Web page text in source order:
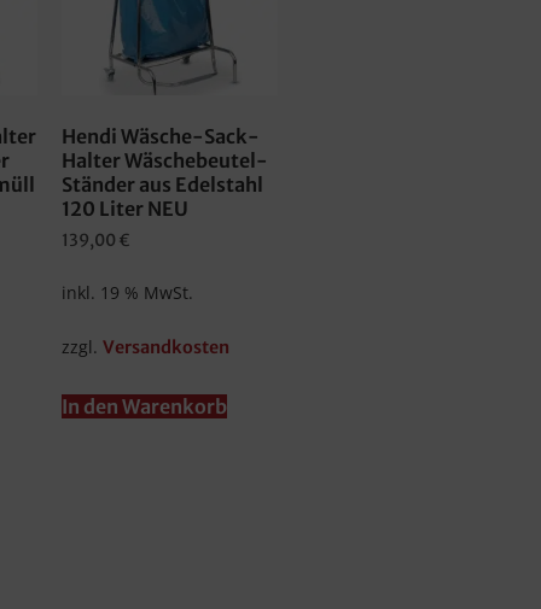
Hendi Wäsche-Sack-
Halter Wäschebeutel-
Ständer aus Edelstahl
120 Liter NEU
139,00 €
inkl. 19 % MwSt.
zzgl.Versandkosten
In den Warenkorb